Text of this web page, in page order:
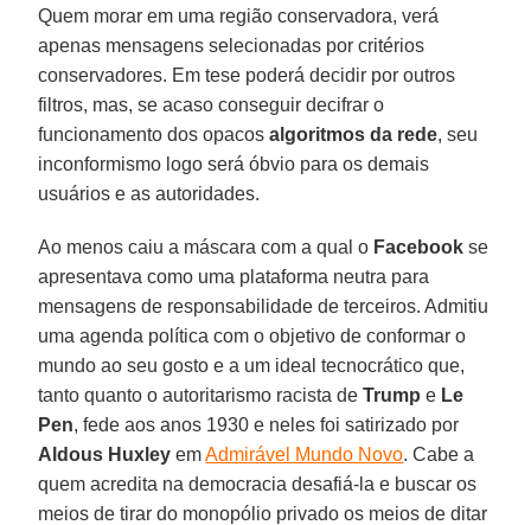
Quem morar em uma região conservadora, verá
apenas mensagens selecionadas por critérios
conservadores. Em tese poderá decidir por outros
filtros, mas, se acaso conseguir decifrar o
funcionamento dos opacosalgoritmos da rede, seu
inconformismo logo será óbvio para os demais
usuários e as autoridades.
Ao menos caiu a máscara com a qual o Facebook se
apresentava como uma plataforma neutra para
mensagens de responsabilidade de terceiros. Admitiu
uma agenda política com o objetivo de conformar o
mundo ao seu gosto e a um ideal tecnocrático que,
tanto quanto o autoritarismo racista deTrump e Le
Pen, fede aos anos 1930 e neles foi satirizado por
Aldous Huxley emAdmirável Mundo Novo. Cabe a
quem acredita na democracia desafiá-la e buscar os
meios de tirar do monopólio privado os meios de ditar